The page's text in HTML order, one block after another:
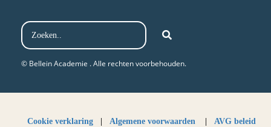
© Bellein Academie . Alle rechten voorbehouden.​
Cookie verklaring Algemene voorwaarden AVG beleid